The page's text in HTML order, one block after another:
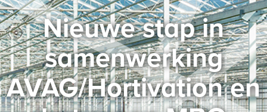
Nieuwe stap in
samenwerking
AVAG/Hortivation en